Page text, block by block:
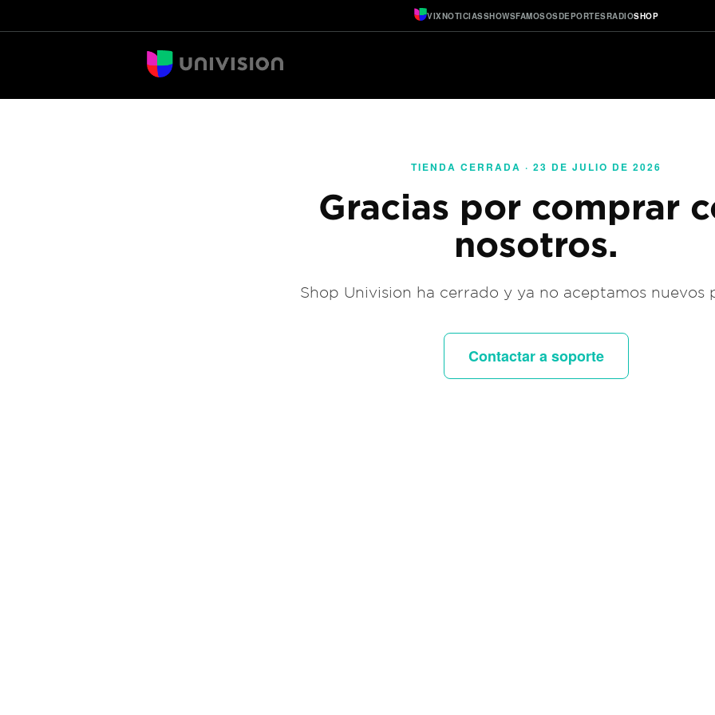
VIXNOTICIASSHOWSFAMOSOSDEPORTESRADIOSHOP
TIENDA CERRADA · 23 DE JULIO DE 2026
Gracias por comprar
nosotros.
Shop Univision ha cerrado y ya no aceptamos nuevos
Contactar a soporte